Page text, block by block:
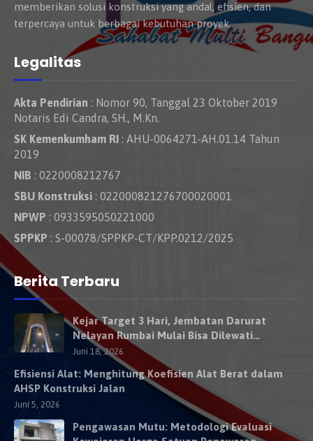
memberikan solusi konstruksi yang andal, efisien, dan
terpercaya untuk berbagai kebutuhan proyek.
Legalitas
Akta Pendirian : Nomor 90, Tanggal 23 Oktober 2019
Notaris Edi Candra, SH., M.Kn.
SK Kemenkumham RI : AHU-0064271-AH.01.14 Tahun
2019
NIB : 0220008212767
SBU Konstruksi : 022000821276700020001
NPWP : 0933595050221000
SPPKP : S-00078/SPPKP-CT/KPP.0212/2025
Berita Terbaru
Kejar Target 3 Hari, Jembatan Darurat
Nelayan Rumbai Mulai Bisa Dilewati
Kendaraan Besok
Juni 18, 2026
Efisiensi Alat: Menghitung Koefisien Alat Berat dalam
AHSP Konstruksi Jalan
Juni 5, 2026
Pengawasan Mutu: Metodologi Evaluasi